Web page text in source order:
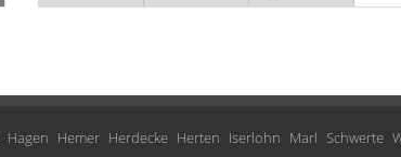
Hagen Hemer Herdecke Herten Iserlohn Marl Schwerte